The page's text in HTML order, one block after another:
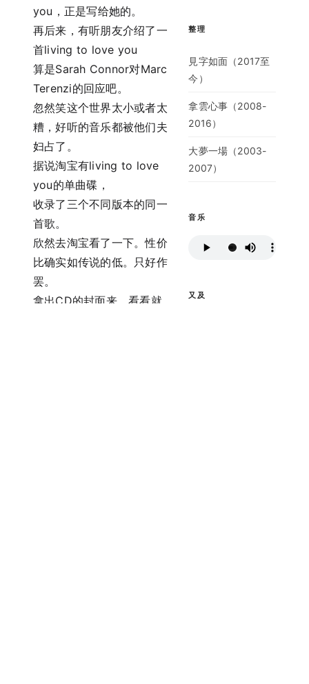
you，正是写给她的。
再后来，有听朋友介绍了一
首living to love you
算是Sarah Connor对Marc
Terenzi的回应吧。
忽然笑这个世界太小或者太
糟，好听的音乐都被他们夫
妇占了。
据说淘宝有living to love
you的单曲碟，
收录了三个不同版本的同一
首歌。
欣然去淘宝看了一下。性价
比确实如传说的低。只好作
罢。
拿出CD的封面来，看看就
整理
見字如面（2017至
今）
拿雲心事（2008-
2016）
大夢一場（2003-
2007）
音乐
又及